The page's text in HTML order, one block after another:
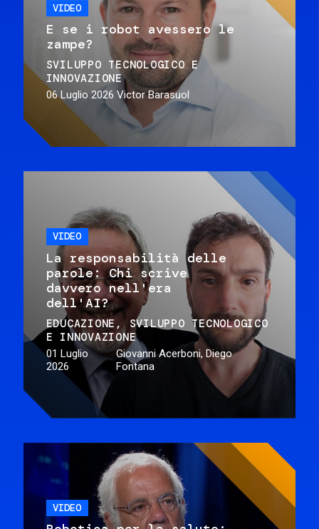
VIDEO
E se i robot avessero le
zampe?
SVILUPPO TECNOLOGICO E
INNOVAZIONE
06 Luglio 2026 Victor Barasuol
VIDEO
La responsabilità delle
parole: Chi scrive
davvero nell'era
dell'AI?
EDUCAZIONE
SVILUPPO TECNOLOGICO
E INNOVAZIONE
01 Luglio
2026
Giovanni Acerboni, Diego
Fontana
VIDEO